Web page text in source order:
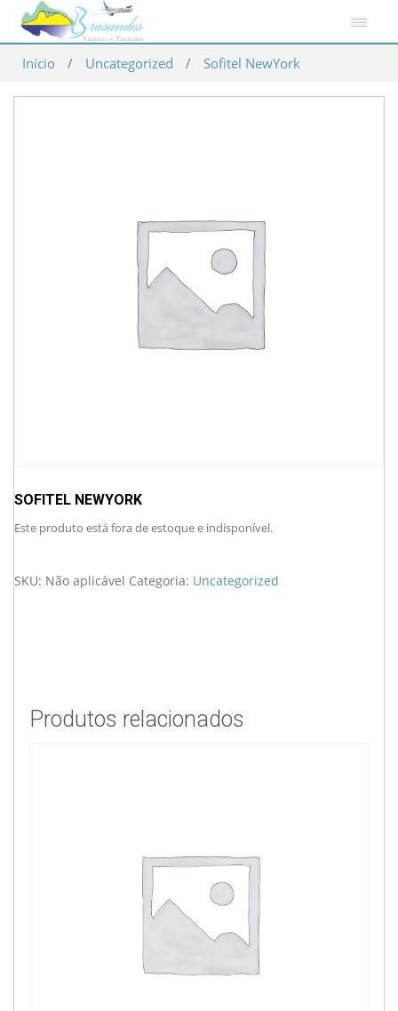
Início / Uncategorized / Sofitel NewYork
SOFITEL NEWYORK
Este produto está fora de estoque e indisponível.
SKU: Não aplicável Categoria: Uncategorized
Produtos relacionados